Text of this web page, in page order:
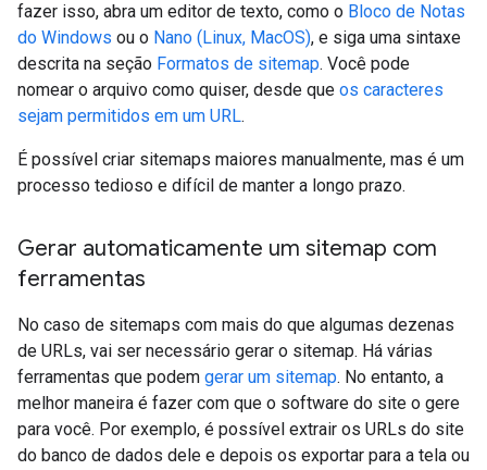
fazer isso, abra um editor de texto, como o Bloco de Notas
do Windows ou o Nano (Linux, MacOS), e siga uma sintaxe
descrita na seção Formatos de sitemap. Você pode
nomear o arquivo como quiser, desde que os caracteres
sejam permitidos em um URL.
É possível criar sitemaps maiores manualmente, mas é um
processo tedioso e difícil de manter a longo prazo.
Gerar automaticamente um sitemap com
ferramentas
No caso de sitemaps com mais do que algumas dezenas
de URLs, vai ser necessário gerar o sitemap. Há várias
ferramentas que podem gerar um sitemap. No entanto, a
melhor maneira é fazer com que o software do site o gere
para você. Por exemplo, é possível extrair os URLs do site
do banco de dados dele e depois os exportar para a tela ou